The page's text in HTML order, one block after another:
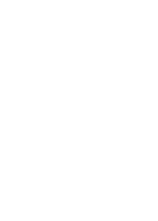
Line